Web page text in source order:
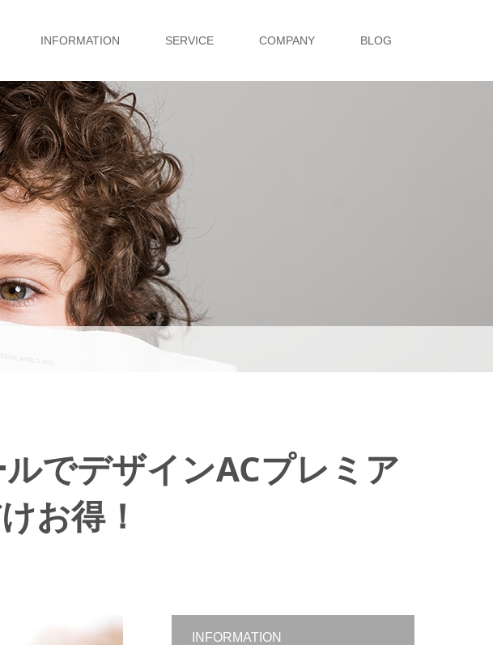
INFORMATION SERVICE COMPANY BLOG
ルでデザインACプレミア
お得！
INFORMATION